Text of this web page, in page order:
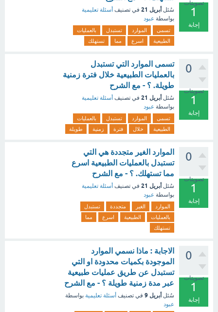
تصويتات
1
إجابة
سُئل أبريل 21 في تصنيف أسئلة تعليمية
بواسطة عبود
تسمى الموارد تستبدل
بالعمليات
الطبيعية
اسرع مما تستهلك
0
تصويتات
1
إجابة
تسمى الموارد التي تستبدل
بالعمليات الطبيعية خلال فترة زمنية
طويلة. ؟ - مع الشرح
سُئل أبريل 21 في تصنيف أسئلة تعليمية
بواسطة عبود
تسمى الموارد تستبدل
بالعمليات
الطبيعية
خلال فترة زمنية طويلة
0
تصويتات
1
إجابة
الموارد الغير متجددة هي التي
تستبدل بالعمليات الطبيعية اسرع
مما تستهلك. ؟ - مع الشرح
سُئل أبريل 21 في تصنيف أسئلة تعليمية
بواسطة عبود
الموارد الغير متجددة
تستبدل
بالعمليات
الطبيعية اسرع
مما
تستهلك
0
تصويتات
1
إجابة
الاجابة : ماذا نسمي الموارد
الموجودة بكميات محدودة او التي
تستبدل عن طريق عمليات طبيعية
عبر مدة زمنية طويلة ؟ - مع الشرح
سُئل أبريل 9 في تصنيف أسئلة تعليمية بواسطة
عبود